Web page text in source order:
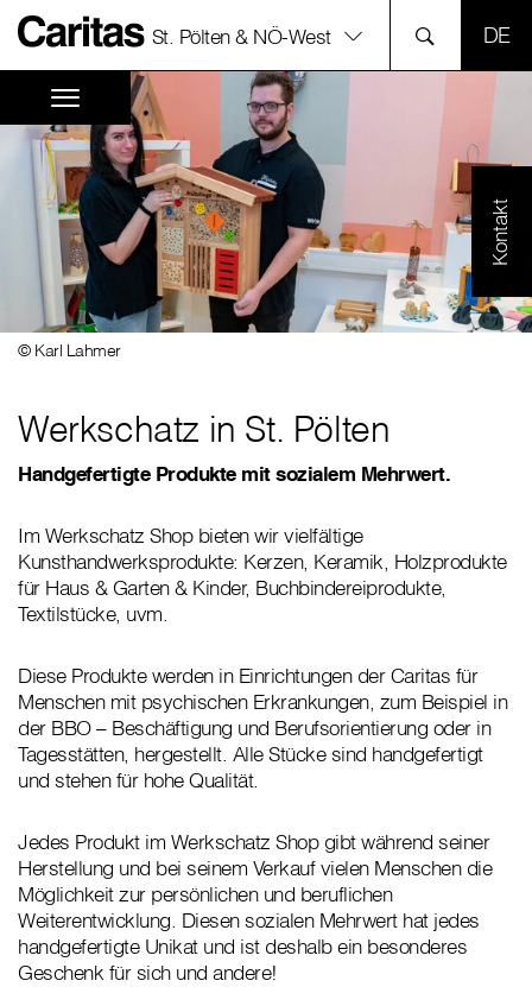
St. Pölten & NÖ-West
Kontakt
© Karl Lahmer
Werkschatz in St. Pölten
Handgefertigte Produkte mit sozialem Mehrwert.
Im Werkschatz Shop bieten wir vielfältige
Kunsthandwerksprodukte: Kerzen, Keramik, Holzprodukte
für Haus & Garten & Kinder, Buchbindereiprodukte,
Textilstücke, uvm.
Diese Produkte werden in Einrichtungen der Caritas für
Menschen mit psychischen Erkrankungen, zum Beispiel in
der BBO – Beschäftigung und Berufsorientierung oder in
Tagesstätten, hergestellt. Alle Stücke sind handgefertigt
und stehen für hohe Qualität.
Jedes Produkt im Werkschatz Shop gibt während seiner
Herstellung und bei seinem Verkauf vielen Menschen die
Möglichkeit zur persönlichen und beruflichen
Weiterentwicklung. Diesen sozialen Mehrwert hat jedes
handgefertigte Unikat und ist deshalb ein besonderes
Geschenk für sich und andere!